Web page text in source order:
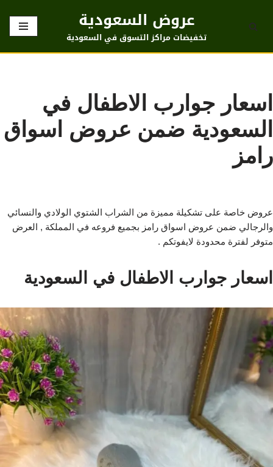
تخطى
عروض السعودية
تخفيضات مراكز التسوق في السعودية
اسعار جوارب الاطفال في
السعودية ضمن عروض اسواق
رامز
عروض خاصة على تشكيلة مميزة من الشراب الشتوي الولادي والنسائي
والرجالي ضمن عروض اسواق رامز بجميع فروعه في المملكة , العرض
متوفر لفترة محدودة لايفوتكم .
اسعار جوارب الاطفال في السعودية